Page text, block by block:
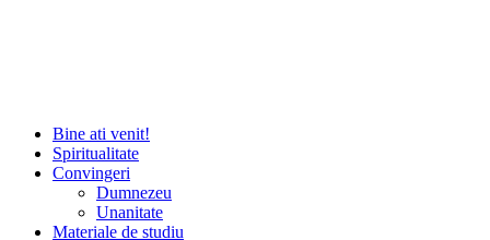
Bine ati venit!
Spiritualitate
Convingeri
Dumnezeu
Unanitate
Materiale de studiu